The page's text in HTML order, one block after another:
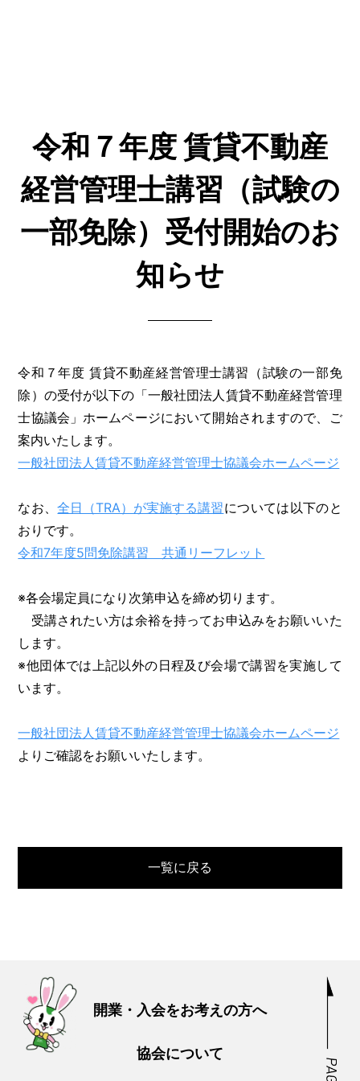
令和７年度 賃貸不動産
経営管理士講習（試験の
一部免除）受付開始のお
知らせ
令和７年度 賃貸不動産経営管理士講習（試験の一部免
除）の受付が以下の「一般社団法人賃貸不動産経営管理
士協議会」ホームページにおいて開始されますので、ご
案内いたします。
一般社団法人賃貸不動産経営管理士協議会ホームページ
なお、全日（TRA）が実施する講習については以下のと
おりです。
令和7年度5問免除講習 共通リーフレット
※各会場定員になり次第申込を締め切ります。
受講されたい方は余裕を持ってお申込みをお願いいた
します。
※他団体では上記以外の日程及び会場で講習を実施して
います。
一般社団法人賃貸不動産経営管理士協議会ホームページ
よりご確認をお願いいたします。
一覧に戻る
開業・入会をお考えの方へ
協会について